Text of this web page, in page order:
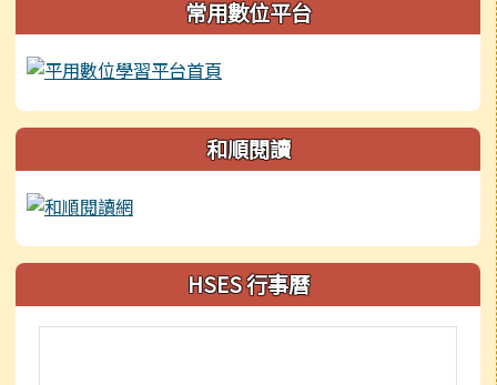
常用數位平台
和順閱讀
HSES 行事曆